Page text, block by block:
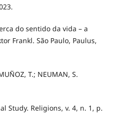
do sentido da vida – a
Frankl. São Paulo, Paulus,
T.; NEUMAN, S.
Study. Religions, v. 4, n. 1, p.